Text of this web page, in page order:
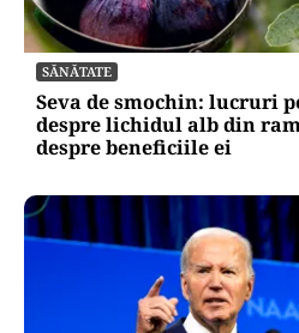
SĂNĂTATE
Seva de smochin: lucruri
despre lichidul alb din
despre beneficiile ei